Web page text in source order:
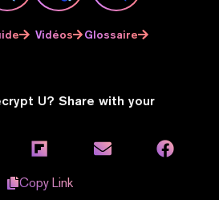
Vidéos Glossaire
U? Share with your
Copy Link